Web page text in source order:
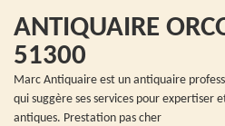
ANTIQUAIRE
51300
Marc Antiquaire est un antiquaire
qui suggère ses services pour expertiser
antiques. Prestation pas cher